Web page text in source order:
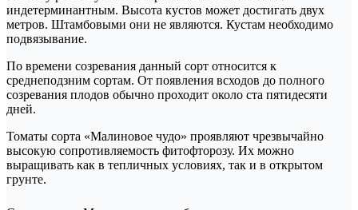
индетерминантным. Высота кустов может достигать двух
метров. Штамбовыми они не являются. Кустам необходимо
подвязывание.
По времени созревания данный сорт относится к
среднеподзним сортам. От появления всходов до полного
созревания плодов обычно проходит около ста пятидесяти
дней.
Томаты сорта «Малиновое чудо» проявляют чрезвычайно
высокую сопротивляемость фитофторозу. Их можно
выращивать как в тепличных условиях, так и в открытом
грунте.